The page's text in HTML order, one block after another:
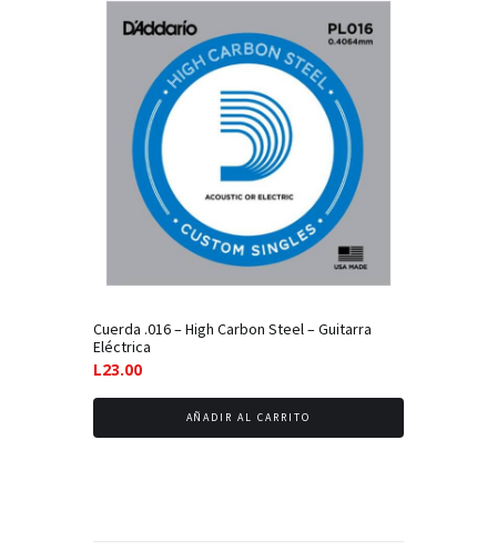
Cuerda .016 – High Carbon Steel – Guitarra
Eléctrica
L23.00
AÑADIR AL CARRITO